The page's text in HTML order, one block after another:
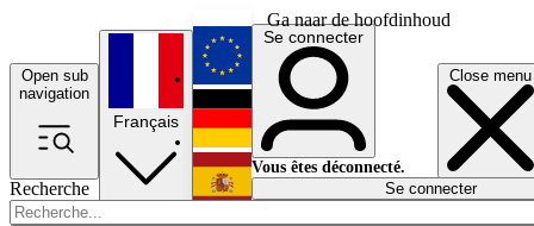
Ga naar de hoofdinhoud
Open sub
navigation
Close menu
Recherche
Français
English
Deutsch
Español
Se connecter
Vous êtes déconnecté.
Se connecter